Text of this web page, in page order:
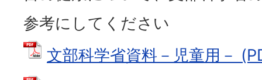
参考にしてください
文部科学省資料－児童用－